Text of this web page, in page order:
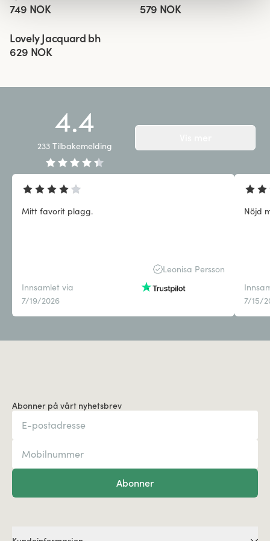
749 NOK
579 NOK
Viewing image 1 of 9
Lovely Jacquard bh
629 NOK
4.4
233 Tilbakemelding
Mitt favorit plagg.
Leonisa Persson
Innsamlet via
7/19/2026
Nöjd
7/15/
Abonner på vårt nyhetsbrev
Abonner